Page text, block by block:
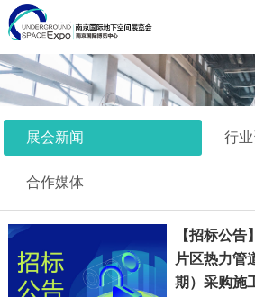
展会新闻 行
合作媒体
【招标公
片区热力管
期）采购施